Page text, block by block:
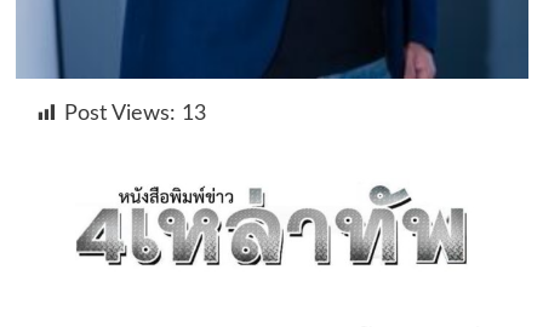
Post Views: 13